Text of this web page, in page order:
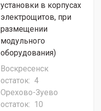
установки в корпусах
электрощитов, при
размещении
модульного
оборудования)
Воскресенск
остаток: 4
Орехово-Зуево
остаток: 10